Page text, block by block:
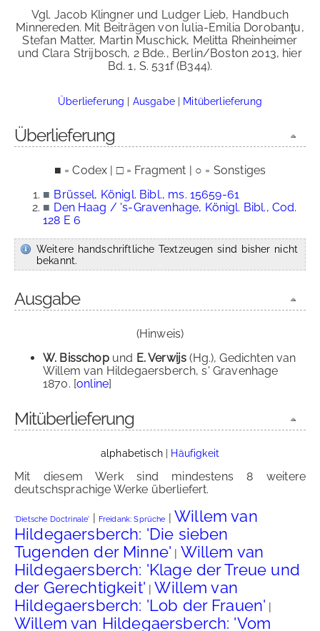
Vgl. Jacob Klingner und Ludger Lieb, Handbuch
Minnereden. Mit Beiträgen von Iulia-Emilia Dorobanţu,
Stefan Matter, Martin Muschick, Melitta Rheinheimer
und Clara Strijbosch, 2 Bde., Berlin/Boston 2013, hier
Bd. 1, S. 531f (B344).
Überlieferung | Ausgabe| Mitüberlieferung
Überlieferung
■ = Codex | □ = Fragment | ○ = Sonstiges
■ Brüssel, Königl. Bibl., ms. 15659-61
■ Den Haag / 's-Gravenhage, Königl. Bibl., Cod.
128 E 6
Weitere handschriftliche Textzeugen sind bisher nicht
bekannt.
Ausgabe
(Hinweis)
W. Bisschopund E. Verwijs(Hg.), Gedichten van
Willem van Hildegaersberch, s' Gravenhage
1870. [online]
Mitüberlieferung
alphabetisch| Häufigkeit
Mit diesem Werk sind mindestens 8 weitere
deutschsprachige Werke überliefert.
'Dietsche Doctrinale' | Freidank: Sprüche | Willem van
Hildegaersberch: 'Die sieben
Tugenden der Minne' | Willem van
Hildegaersberch: 'Klage der Treue und
der Gerechtigkeit' | Willem van
Hildegaersberch: 'Lob der Frauen' |
Willem van Hildegaersberch: 'Vom